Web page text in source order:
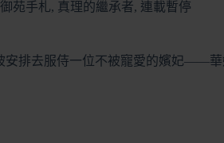
御苑手札, 真理的繼承者, 連載暫停
安排去服侍一位不被寵愛的嬪妃——